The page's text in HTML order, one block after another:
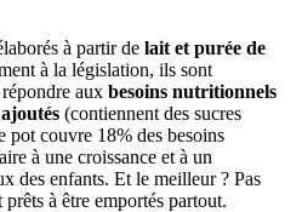
à partir de lait et purée de
à la législation, ils sont
aux besoins nutritionnels
(contiennent des sucres
pot couvre 18% des besoins
à une croissance et à un
des enfants. Et le meilleur ? Pas
à être emportés partout.